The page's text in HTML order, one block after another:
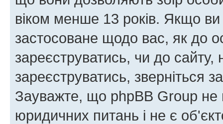
віком менше 13 років. Якщо
застосоване щодо вас, як до
зареєструватись, чи до
зареєструватись, зверніться
Зауважте, що phpBB Group не
юридичних питань і не є